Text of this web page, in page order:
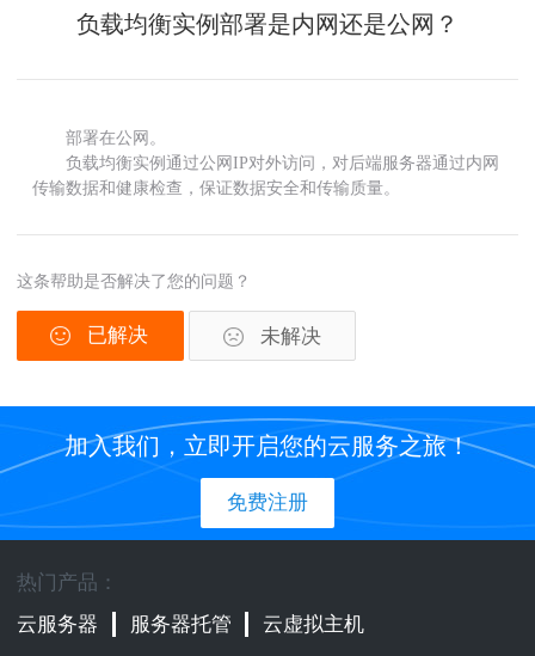
负载均衡实例部署是内网还是公网？
部署在公网。
负载均衡实例通过公网IP对外访问，对后端服务器通过内网
传输数据和健康检查，保证数据安全和传输质量。
这条帮助是否解决了您的问题？
已解决 未解决
加入我们，立即开启您的云服务之旅！
免费注册
热门产品：
云服务器
服务器托管 云虚拟主机